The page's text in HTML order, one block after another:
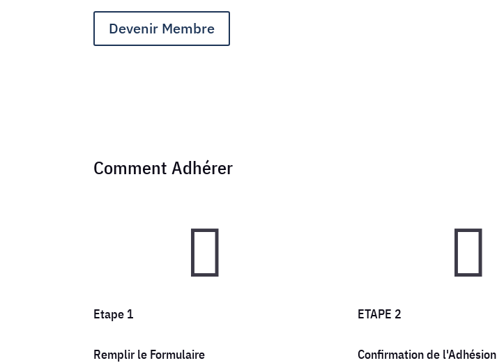
Devenir Membre
Comment Adhérer

Etape 1
Remplir le Formulaire

ETAPE 2
Confirmation de l'Adhésion